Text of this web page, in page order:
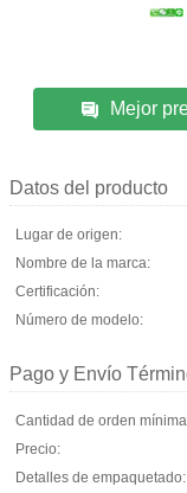
Mejor
Datos del producto
Lugar de origen:
Nombre de la marca:
Certificación:
Número de modelo:
Pago y Envío
Cantidad de orden
Precio:
Detalles de empaquetado: